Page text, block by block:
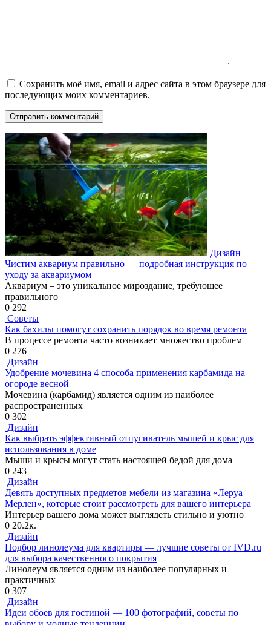
Сохранить моё имя, email и адрес сайта в этом браузере для
последующих моих комментариев.
Дизайн
Чистим аквариум правильно — подробная инструкция по
уходу за аквариумом
Аквариум – это уникальное мироздание, требующее
правильного
0 292
Советы
Как бахилы помогут сохранить порядок во время ремонта
В процессе ремонта часто возникает множество проблем
0 276
Дизайн
Удобрение мочевина 4 способа применения карбамида на
огороде весной
Мочевина (карбамид) является одним из наиболее
распространенных
0 302
Дизайн
Как выбрать эффективный отпугиватель мышей и крыс для
использования в доме
Мыши и крысы могут стать настоящей бедой для дома
0 243
Дизайн
Девять доступных предметов мебели из магазина «Леруа
Мерлен», которые стоит рассмотреть для вашего интерьера
Интерьер вашего дома может выглядеть стильно и уютно
0 20.2к.
Дизайн
Подбор линолеума для квартиры — лучшие советы от IVD.ru
для выбора качественного покрытия
Линолеум является одним из наиболее популярных и
практичных
0 307
Дизайн
Идеи обоев для гостиной — 100 фотографий, советы по